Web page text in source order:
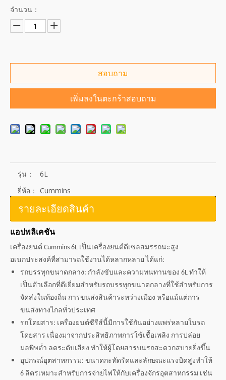
จำนวน：
สอบถาม
เพิ่มลงในตะกร้าสอบถาม
รุ่น：
6L
ยี่ห้อ： Cummins
รายละเอียดสินค้า
แอปพลิเคชัน
เครื่องยนต์ Cummins 6L เป็นเครื่องยนต์ดีเซลสมรรถนะสูง
อเนกประสงค์ที่สามารถใช้งานได้หลากหลาย ได้แก่:
รถบรรทุกขนาดกลาง: กำลังขับและความทนทานของ 6L ทำให้
เป็นตัวเลือกที่ดีเยี่ยมสำหรับรถบรรทุกขนาดกลางที่ใช้สำหรับการ
จัดส่งในท้องถิ่น การขนส่งสินค้าระหว่างเมือง หรือแม้แต่การ
ขนส่งทางไกลทั่วประเทศ
รถโดยสาร: เครื่องยนต์ซีรีส์นี้มีการใช้กันอย่างแพร่หลายในรถ
โดยสาร เนื่องมาจากประสิทธิภาพการใช้เชื้อเพลิง การปล่อย
มลพิษต่ำ ลดระดับเสียง ทำให้ผู้โดยสารบนรถสะดวกสบายยิ่งขึ้น
อุปกรณ์อุตสาหกรรม: ขนาดกะทัดรัดและลักษณะแรงบิดสูงทำให้
6 ลิตรเหมาะสำหรับการจ่ายไฟให้กับเครื่องจักรอุตสาหกรรม เช่น